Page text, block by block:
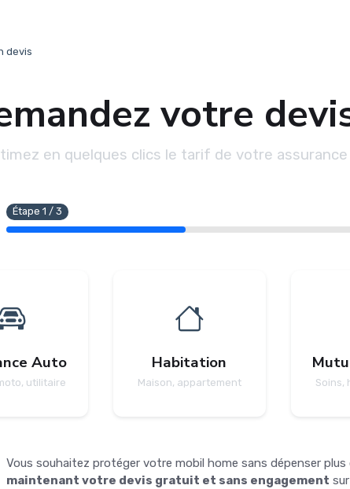
devis
votre
en quelques clics le tarif de votre
Étape 1 / 3
Auto
utilitaire
Habitation
Maison, appartement Soins,
Vous souhaitez protéger votre mobil home sans dépenser plus
maintenant votre devis gratuit et sans engagement